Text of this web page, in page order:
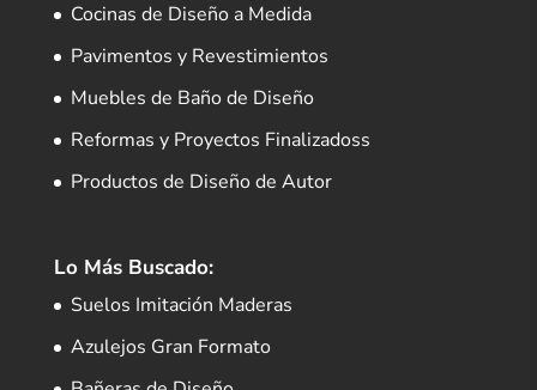
Cocinas de Diseño a Medida
Pavimentos y Revestimientos
Muebles de Baño de Diseño
Reformas y Proyectos Finalizadoss
Productos de Diseño de Autor
Lo Más Buscado:
Suelos Imitación Maderas
Azulejos Gran Formato